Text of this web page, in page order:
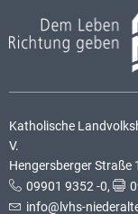
Katholische
V.
Hengersberger Straße
09901 9352 -0,
info@lvhs-